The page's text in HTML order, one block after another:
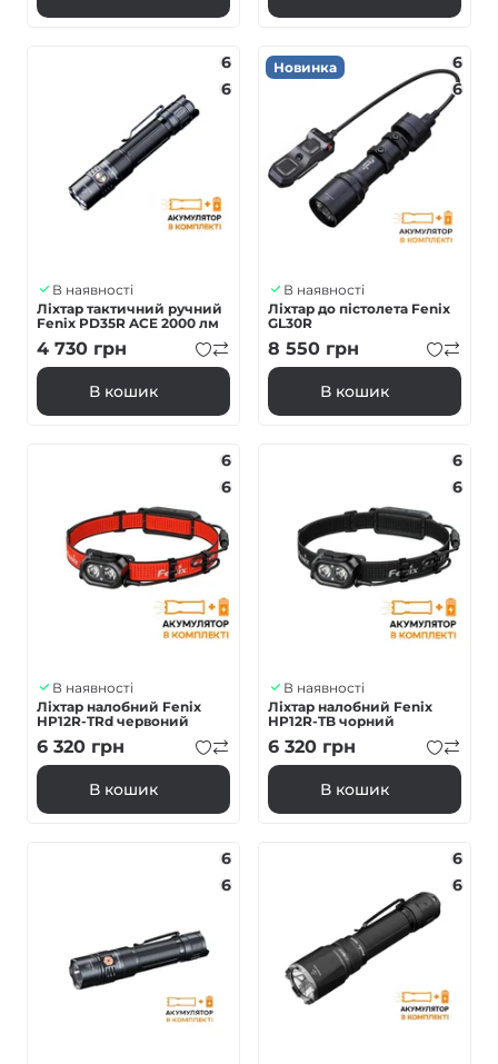
6
6
В наявності
Ліхтар тактичний ручний
Fenix PD35R ACE 2000 лм
4 730 грн
В кошик
Новинка
6
6
В наявності
Ліхтар до пістолета Fenix
GL30R
8 550 грн
В кошик
6
6
В наявності
Ліхтар налобний Fenix
HP12R-TRd червоний
6 320 грн
В кошик
6
6
В наявності
Ліхтар налобний Fenix
HP12R-TB чорний
6 320 грн
В кошик
6
6
6
6